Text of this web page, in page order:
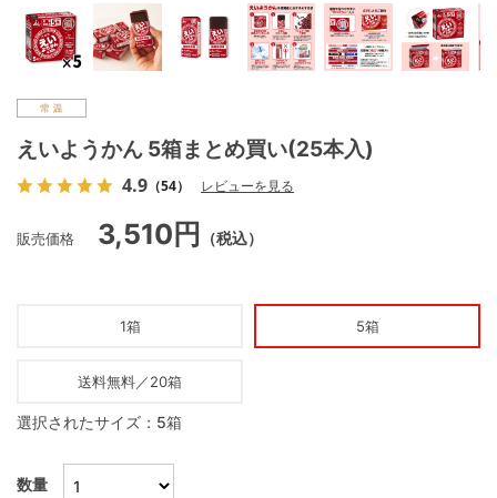
えいようかん 5箱まとめ買い(25本入)
4.9 （54） レビューを見る
販売価格 3,510円 （税込）
数量
1箱 5箱
送料無料／20箱
選択されたサイズ：5箱